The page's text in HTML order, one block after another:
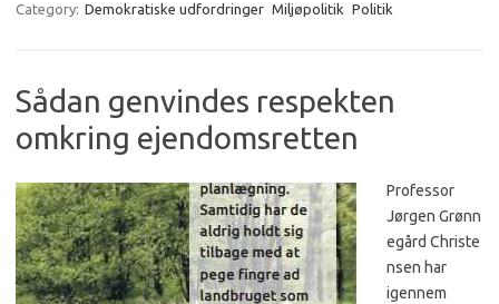
Category: Demokratiske udfordringer Miljøpolitik Politik
Sådan genvindes respekten
omkring ejendomsretten
Professor
Jørgen Grønn
egård Christe
nsen har
igennem